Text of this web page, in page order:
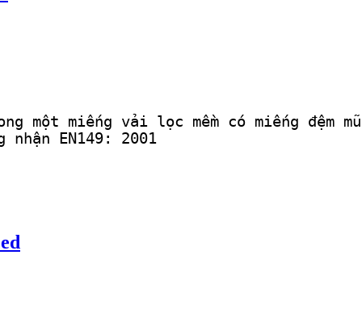
một miếng vải lọc mềm có miếng đệm
nhận EN149: 2001